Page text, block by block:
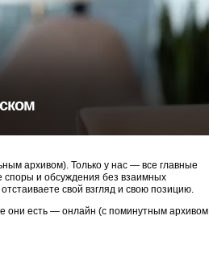
архивом). Только у нас — все главные
споры и обсуждения без взаимных
свой взгляд и свою позицию.
они есть — онлайн (с поминутным архивом